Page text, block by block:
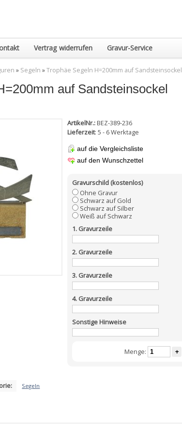
Vertrag widerrufen Gravur-Service
» Segeln »Trophäe Segeln H=200mm auf Sandsteinsockel
auf Sandsteinsockel
ArtikelNr.: BEZ-389-236
Lieferzeit: 5 - 6 Werktage
auf die Vergleichsliste
auf den Wunschzettel
Gravurschild (kostenlos)
Ohne Gravur
Schwarz auf Gold
Schwarz auf Silber
Weiß auf Schwarz
1. Gravurzeile
2. Gravurzeile
3. Gravurzeile
4. Gravurzeile
Sonstige Hinweise
Menge: +
Segeln